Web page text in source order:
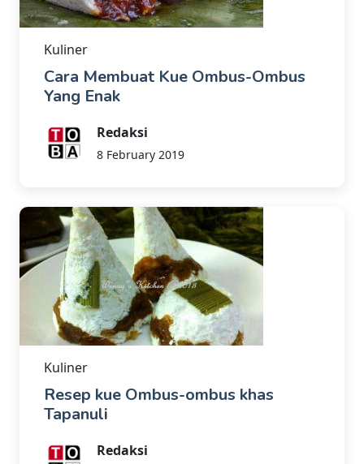
Kuliner
Cara Membuat Kue Ombus-Ombus
Yang Enak
Redaksi
8 February 2019
Kuliner
Resep kue Ombus-ombus khas
Tapanuli
Redaksi